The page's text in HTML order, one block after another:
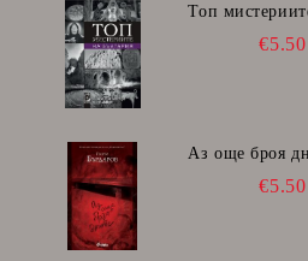
Топ
€5.50
Аз още броя
€5.50